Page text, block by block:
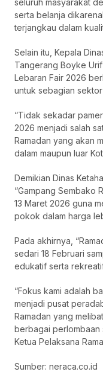
seluruh masyarakat
serta belanja
terjangkau dalam
Selain itu, Kepala
Tangerang Boyke
Lebaran Fair 2026
untuk sebagian
“Tidak sekadar
2026 menjadi salah
Ramadan yang akan
dalam maupun luar
Demikian Dinas
“Gampang Sembako
13 Maret 2026 guna
pokok dalam harga
Pada akhirnya,
sedari 18 Februari
edukatif serta
“Fokus kami adalah
menjadi pusat
Ramadan yang
berbagai perlombaan
Ketua Pelaksana
Sumber: neraca.co.id